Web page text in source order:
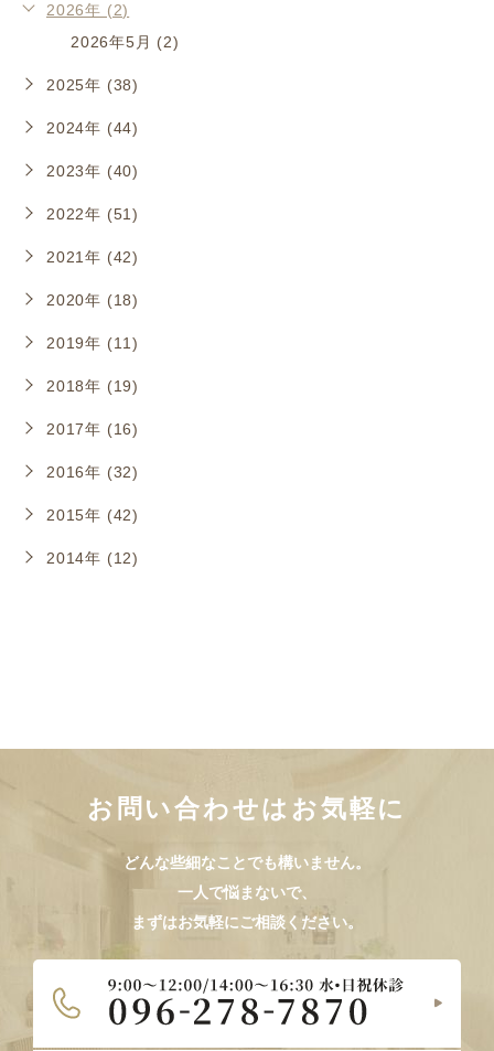
2026年 (2)
2026年5月 (2)
2025年 (38)
2024年 (44)
2023年 (40)
2022年 (51)
2021年 (42)
2020年 (18)
2019年 (11)
2018年 (19)
2017年 (16)
2016年 (32)
2015年 (42)
2014年 (12)
お問い合わせはお気軽に
どんな些細なことでも構いません。
一人で悩まないで、
まずはお気軽にご相談ください。